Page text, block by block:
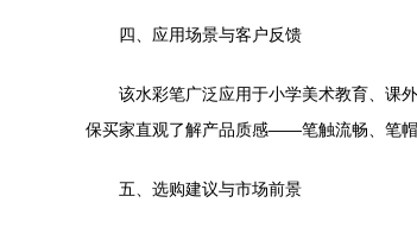
四、应用场景与客户反馈
该水彩笔广泛应用于小学美术教育、课
保买家直观了解产品质感——笔触流畅、笔帽
五、选购建议与市场前景